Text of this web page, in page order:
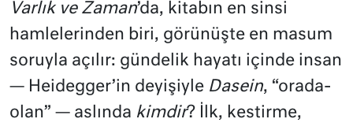
Varlık ve Zaman’da, kitabın en sinsi
hamlelerinden biri, görünüşte en masum
soruyla açılır: gündelik hayatı içinde insan
— Heidegger’in deyişiyle Dasein, “orada-
olan” — aslında kimdir? İlk, kestirme,